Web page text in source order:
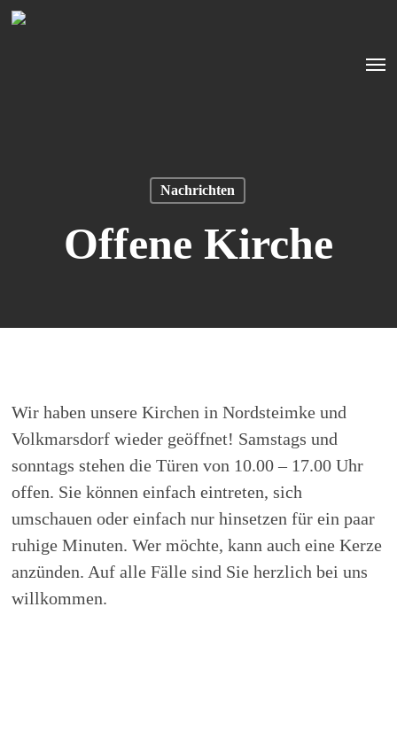
Skip
Nachrichten
Offene Kirche
Wir haben unsere Kirchen in Nordsteimke und
Volkmarsdorf wieder geöffnet! Samstags und
sonntags stehen die Türen von 10.00 – 17.00 Uhr
offen. Sie können einfach eintreten, sich
umschauen oder einfach nur hinsetzen für ein paar
ruhige Minuten. Wer möchte, kann auch eine Kerze
anzünden. Auf alle Fälle sind Sie herzlich bei uns
willkommen.